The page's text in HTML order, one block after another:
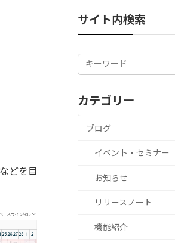
などを目
サイト内検索
カテゴリー
ブログ
イベント・セミナー
お知らせ
リリースノート
機能紹介